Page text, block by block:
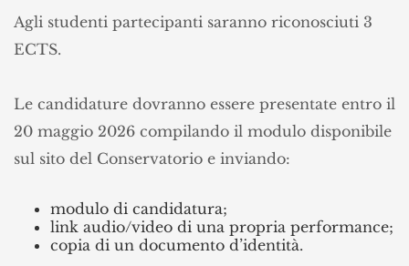
Agli studenti partecipanti saranno riconosciuti 3
ECTS.
Le candidature dovranno essere presentate entro il
20 maggio 2026 compilando il modulo disponibile
sul sito del Conservatorio e inviando:
modulo di candidatura;
link audio/video di una propria performance;
copia di un documento d’identità.